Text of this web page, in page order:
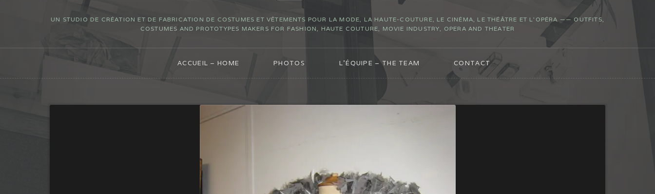
UN STUDIO DE CRÉATION ET DE FABRICATION DE COSTUMES ET VÊTEMENTS POUR LA MODE, LA HAUTE-COUTURE, LE CINÉMA, LE THÉÂTRE ET L’OPÉRA —— OUTFITS,
COSTUMES AND PROTOTYPES MAKERS FOR FASHION, HAUTE COUTURE, MOVIE INDUSTRY, OPERA AND THEATER
ACCUEIL – HOME PHOTOS L’ÉQUIPE – THE TEAM CONTACT